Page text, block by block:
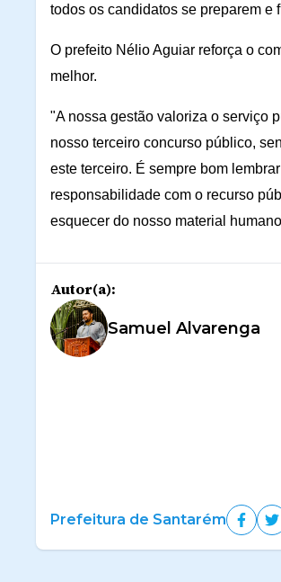
todos os candidatos se preparem e
O prefeito Nélio Aguiar reforça o
melhor.
"A nossa gestão valoriza o serviço
nosso terceiro concurso público,
este terceiro. É sempre bom
responsabilidade com o recurso
esquecer do nosso material
Autor(a):
Samuel Alvarenga
Prefeitura de Santarém